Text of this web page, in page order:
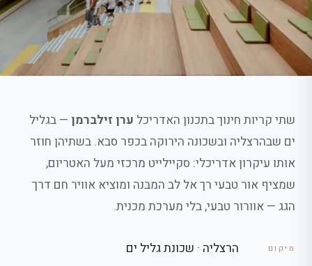
שתי קריות חינוך בתכנון האדריכל ערן זילברמן — בגליל
ים שבהרצליה ובשכונה הירוקה בכפר סבא. בשתיהן חוזר
אותו עיקרון אדריכלי: סקיילייט מרכזי מעל האטריום,
שמציף אור טבעי רך אל לב המבנה ומוציא אוויר חם דרך
הגג — אוורור טבעי, בלי מערכת מכנית.
מיקום הרצליה · שכונת גליל ים